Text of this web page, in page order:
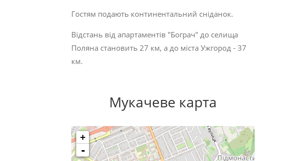
Гостям подають континентальний сніданок.
Відстань від апартаментів "Бограч" до селища
Поляна становить 27 км, а до міста Ужгород - 37
км.
Мукачеве карта
+
-